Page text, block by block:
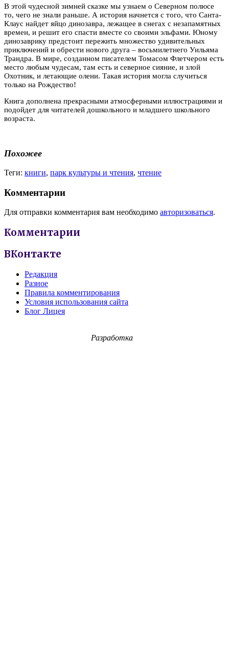
В этой чудесной зимней сказке мы узнаем о Северном полюсе
то, чего не знали раньше. А история начнется с того, что Санта-
Клаус найдет яйцо динозавра, лежащее в снегах с незапамятных
времен, и решит его спасти вместе со своими эльфами. Юному
динозаврику предстоит пережить множество удивительных
приключений и обрести нового друга – восьмилетнего Уильяма
Трандра. В мире, созданном писателем Томасом Флетчером есть
место любым чудесам, там есть и северное сияние, и злой
Охотник, и летающие олени. Такая история могла случиться
только на Рождество!
Книга дополнена прекрасными атмосферными иллюстрациями и
подойдет для читателей дошкольного и младшего школьного
возраста.
Похожее
Теги: книги, парк культуры и чтения, чтение
Комментарии
Для отправки комментария вам необходимо авторизоваться.
Комментарии
ВКонтакте
Редакция
Разное
Правила комментирования
Условия использования сайта
Блог Лицея
Разработка